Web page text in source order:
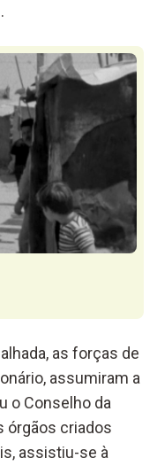
as forças de
assumiram a
o Conselho da
órgãos criados
assistiu-se à